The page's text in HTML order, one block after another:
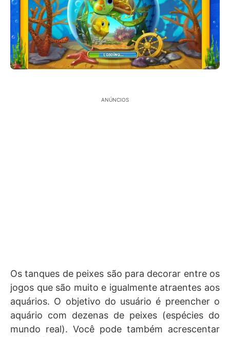
ANÚNCIOS
Os tanques de peixes são para decorar entre os
jogos que são muito e igualmente atraentes aos
aquários. O objetivo do usuário é preencher o
aquário com dezenas de peixes (espécies do
mundo real). Você pode também acrescentar